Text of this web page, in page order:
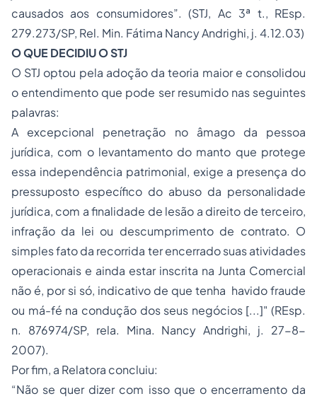
causados aos consumidores”. (STJ, Ac 3ª t., REsp.
279.273/SP, Rel. Min. Fátima Nancy Andrighi, j. 4.12.03)
O QUE DECIDIU O STJ
O STJ optou pela adoção da teoria maior e consolidou
o entendimento que pode ser resumido nas seguintes
palavras:
A excepcional penetração no âmago da pessoa
jurídica, com o levantamento do manto que protege
essa independência patrimonial, exige a presença do
pressuposto específico do abuso da personalidade
jurídica, com a finalidade de lesão a direito de terceiro,
infração da lei ou descumprimento de contrato. O
simples fato da recorrida ter encerrado suas atividades
operacionais e ainda estar inscrita na Junta Comercial
não é, por si só, indicativo de que tenha havido fraude
ou má-fé na condução dos seus negócios [...]" (REsp.
n. 876974/SP, rela. Mina. Nancy Andrighi, j. 27-8-
2007).
Por fim, a Relatora concluiu:
“Não se quer dizer com isso que o encerramento da